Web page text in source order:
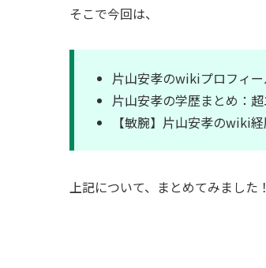
そこで今回は、
片山安孝のwikiプロフィー
片山安孝の学歴まとめ：
【敏腕】片山安孝のwiki
上記について、まとめてみました